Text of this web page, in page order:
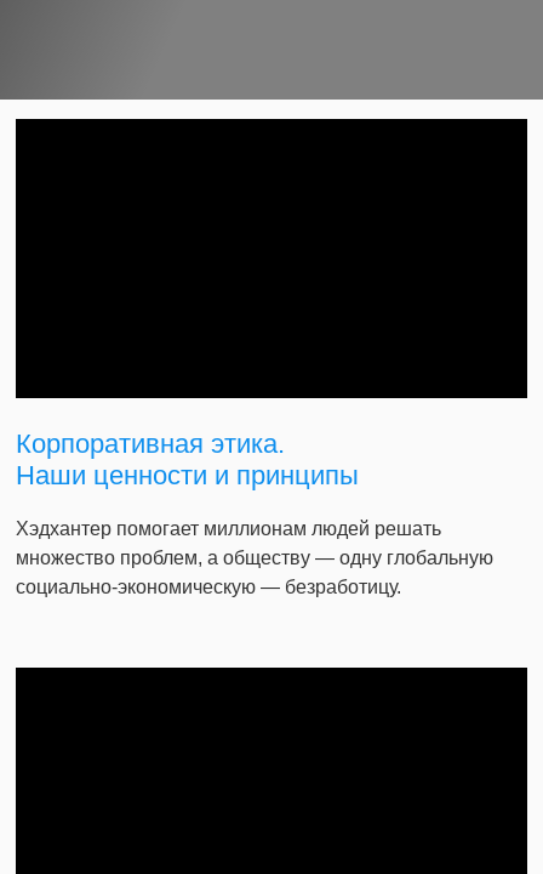
Корпоративная этика.
Наши ценности и принципы
Хэдхантер помогает миллионам людей решать
множество проблем, а обществу — одну глобальную
социально-экономическую — безработицу.